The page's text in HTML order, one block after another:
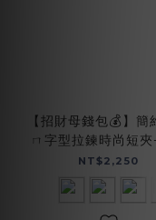
【招財母錢包💰】簡
ㄇ字型拉鍊時尚短夾
(074350)
NT$2,250